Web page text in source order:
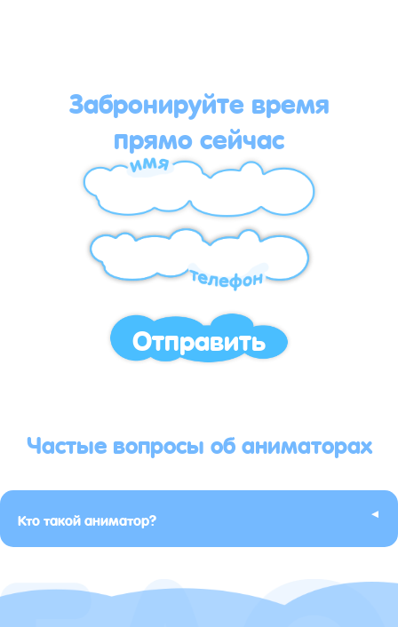
Забронируйте время
прямо сейчас
Отправить
Частые вопросы об аниматорах
Кто такой аниматор? ▸